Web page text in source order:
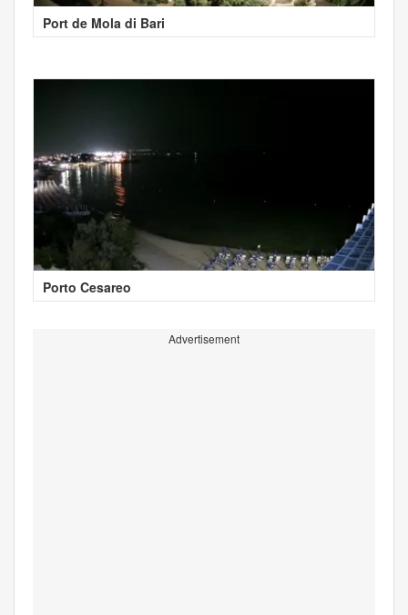
Port de Mola di Bari
Porto Cesareo
Advertisement